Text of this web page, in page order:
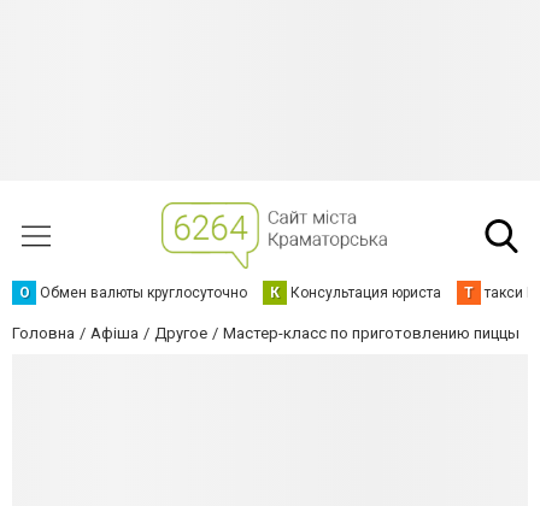
О Обмен валюты круглосуточно К Консультация юриста Т такси
Головна Афіша Другое Мастер-класс по приготовлению пиццы